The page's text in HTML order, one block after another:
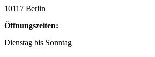
10117 Berlin
Öffnungszeiten:
Dienstag bis Sonntag